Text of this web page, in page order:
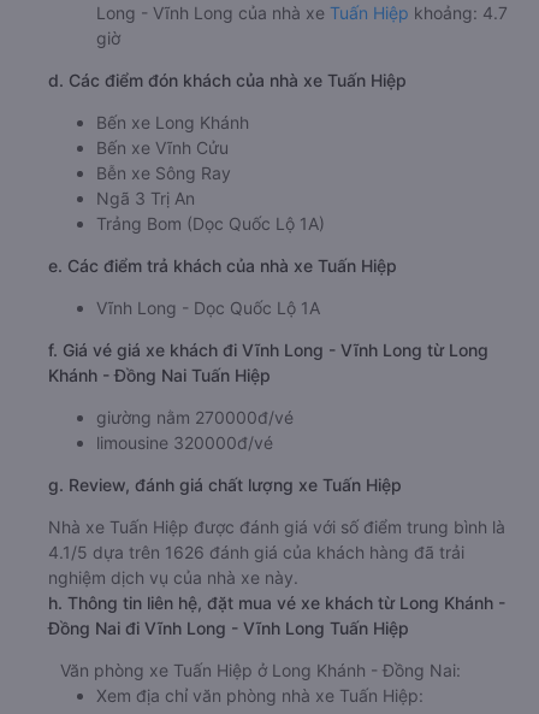
Long - Vĩnh Long của nhà xe Tuấn Hiệp khoảng: 4.7
giờ
d. Các điểm đón khách của nhà xe Tuấn Hiệp
Bến xe Long Khánh
Bến xe Vĩnh Cửu
Bễn xe Sông Ray
Ngã 3 Trị An
Trảng Bom (Dọc Quốc Lộ 1A)
e. Các điểm trả khách của nhà xe Tuấn Hiệp
Vĩnh Long - Dọc Quốc Lộ 1A
f. Giá vé giá xe khách đi Vĩnh Long - Vĩnh Long từ Long
Khánh - Đồng Nai Tuấn Hiệp
giường nằm 270000đ/vé
limousine 320000đ/vé
g. Review, đánh giá chất lượng xe Tuấn Hiệp
Nhà xe Tuấn Hiệp được đánh giá với số điểm trung bình là
4.1/5 dựa trên 1626 đánh giá của khách hàng đã trải
nghiệm dịch vụ của nhà xe này.
h. Thông tin liên hệ, đặt mua vé xe khách từ Long Khánh -
Đồng Nai đi Vĩnh Long - Vĩnh Long Tuấn Hiệp
Văn phòng xe Tuấn Hiệp ở Long Khánh - Đồng Nai:
Xem địa chỉ văn phòng nhà xe Tuấn Hiệp: